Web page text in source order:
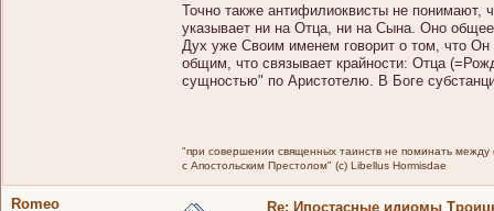
Точно также антифилиоквисты не понимают,
указывает ни на Отца, ни на Сына. Оно
Дух уже Своим именем говорит о том, что
общим, что связывает крайности: Отца
сущностью" по Аристотелю. В Боге
"при совершении священных таинств не поминать между
с Апостольским Престолом" (c) Libellus Hormisdae
Romeo Re: Ипостасные идиомы